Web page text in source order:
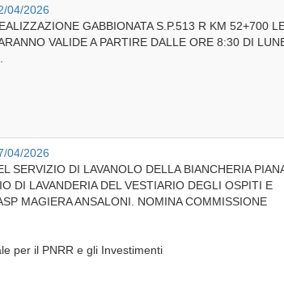
04/2026
GABBIONATA S.P.513 R KM 52+700
VALIDE A PARTIRE DALLE ORE 8:30 DI
04/2026
SERVIZIO DI LAVANOLO DELLA BIANCHERIA
DI LAVANDERIA DEL VESTIARIO DEGLI OSPITI E
MAGIERA ANSALONI. NOMINA COMMISSIONE
per il PNRR e gli Investimenti